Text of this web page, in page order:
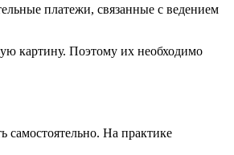
платежи, связанные с ведением
картину. Поэтому их необходимо
самостоятельно. На практике